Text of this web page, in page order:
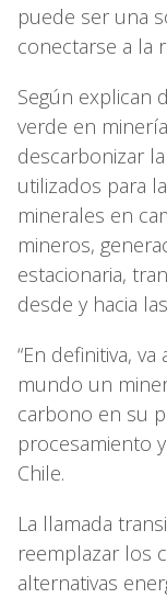
puede ser una
conectarse a la
Según explican
verde en
descarbonizar
utilizados para
minerales en
mineros,
estacionaria,
desde y hacia
“En definitiva,
mundo un
carbono en su
procesamiento
Chile.
La llamada
reemplazar los
alternativas